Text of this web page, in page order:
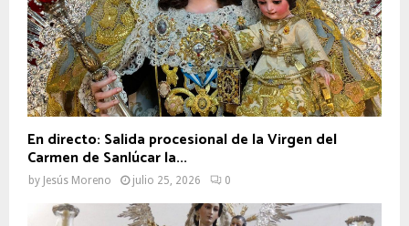
En directo: Salida procesional de la Virgen del
Carmen de Sanlúcar la...
by Jesús Moreno julio 25, 2026 0